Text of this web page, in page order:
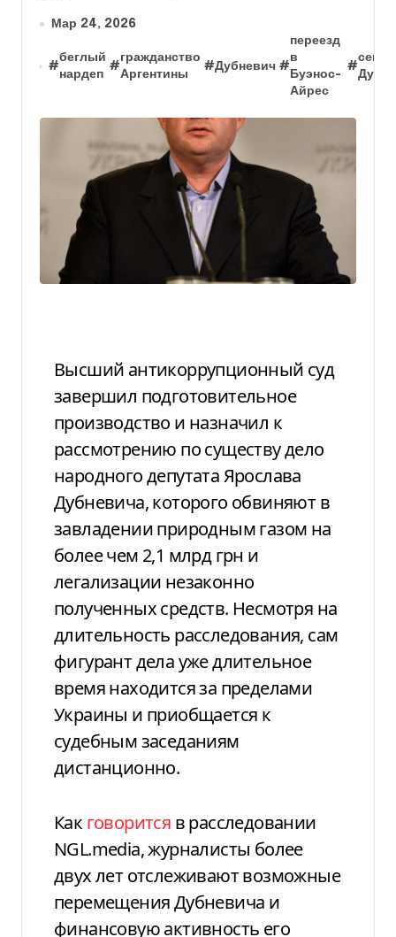
Мар 24, 2026
#
беглый
нардеп
#
гражданство
Аргентины
#Дубневич #
переезд
в
Буэнос-
Айрес
#
семья
Высший антикоррупционный суд
завершил подготовительное
производство и назначил к
рассмотрению по существу дело
народного депутата Ярослава
Дубневича, которого обвиняют в
завладении природным газом на
более чем 2,1 млрд грн и
легализации незаконно
полученных средств. Несмотря на
длительность расследования, сам
фигурант дела уже длительное
время находится за пределами
Украины и приобщается к
судебным заседаниям
дистанционно.
Как говорится в расследовании
NGL.media, журналисты более
двух лет отслеживают возможные
перемещения Дубневича и
финансовую активность его